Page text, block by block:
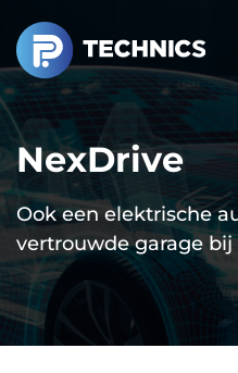
en
naar
de
inhoud
gaan
NexDrive
Ook een elektrische
vertrouwde garage